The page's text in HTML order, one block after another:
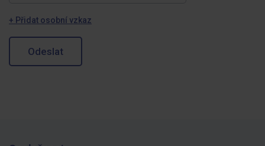
+ Přidat osobní vzkaz
Odeslat